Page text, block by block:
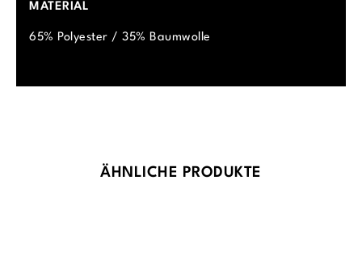
MATERIAL
65% Polyester / 35% Baumwolle
Produktgalerie überspringen
ÄHNLICHE PRODUKTE